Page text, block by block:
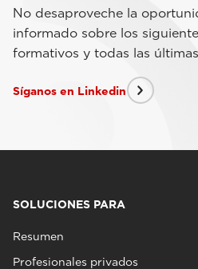
No desaproveche la
informado sobre los
formativos y todas las
Síganos en Linkedin
SOLUCIONES PARA
Resumen
Profesionales privados